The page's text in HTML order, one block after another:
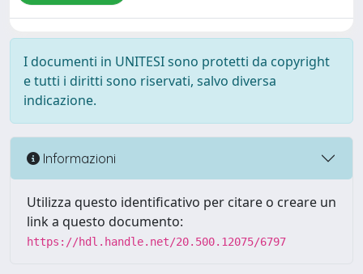
I documenti in UNITESI sono protetti da copyright
e tutti i diritti sono riservati, salvo diversa
indicazione.
Informazioni
Utilizza questo identificativo per citare o creare un
link a questo documento:
https://hdl.handle.net/20.500.12075/6797